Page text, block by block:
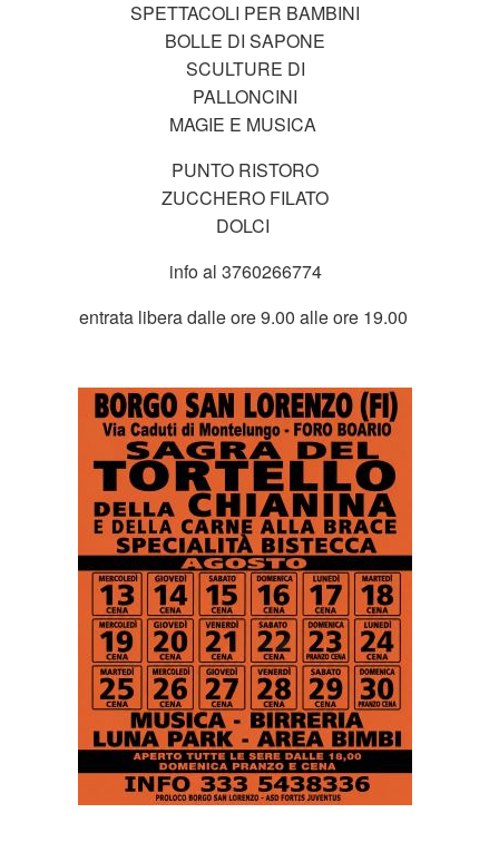
SPETTACOLI PER BAMBINI
BOLLE DI SAPONE
SCULTURE DI
PALLONCINI
MAGIE E MUSICA
PUNTO RISTORO
ZUCCHERO FILATO
DOLCI
info al 3760266774
entrata libera dalle ore 9.00 alle ore 19.00